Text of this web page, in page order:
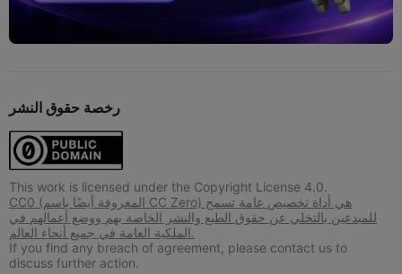
رخصة حقوق النشر
This work is licensed under the Copyright License 4.0.
CC0 (المعروفة أيضًا باسم CC Zero) هي أداة تخصيص عامة تسمح
للمبدعين بالتخلي عن حقوق الطبع والنشر الخاصة بهم ووضع أعمالهم في
الملكية العامة في جميع أنحاء العالم.
If you find any breach of agreement, please contact us to
discuss further action.